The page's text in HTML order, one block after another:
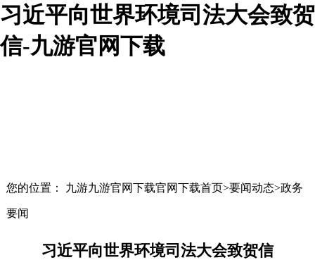
习近平向世界环境司法大会致贺
信-九游官网下载
您的位置： 九游九游官网下载官网下载首页>要闻动态>政务
要闻
习近平向世界环境司法大会致贺信